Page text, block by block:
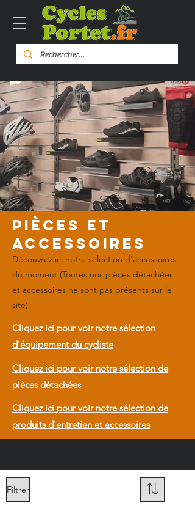
Pièces et
accessoires
Découvrez ici notre sélection d'accessoires
du moment (Toutes nos pièces détachées
et accessoires ne sont pas présents sur le
site)
Cliquez ici pour voir notre sélection
d'équipement du cycliste
Cliquez ici pour voir notre sélection de
pièces détachées
Cliquez ici pour voir notre sélection de
produits d'entretien et accessoires
Filtrer